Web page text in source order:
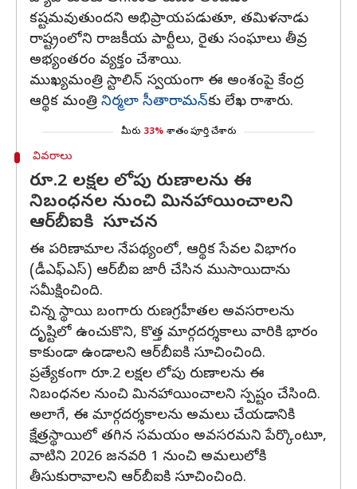
కష్టమవుతుందని అభిప్రాయపడుతూ, తమిళనాడు
రాష్ట్రంలోని రాజకీయ పార్టీలు, రైతు సంఘాలు తీవ్ర
అభ్యంతరం వ్యక్తం చేశాయి.
ముఖ్యమంత్రి స్టాలిన్‌ స్వయంగా ఈ అంశంపై కేంద్ర
ఆర్థిక మంత్రి నిర్మలా సీతారామన్‌కు లేఖ రాశారు.
మీరు 33% శాతం పూర్తి చేశారు
వివరాలు
రూ.2 లక్షల లోపు రుణాలను ఈ
నిబంధనల నుంచి మినహాయించాలని
ఆర్‌బీఐకి సూచన
ఈ పరిణామాల నేపథ్యంలో, ఆర్థిక సేవల విభాగం
(డీఎఫ్‌ఎస్‌) ఆర్‌బీఐ జారీ చేసిన ముసాయిదాను
సమీక్షించింది.
చిన్న స్థాయి బంగారు రుణగ్రహీతల అవసరాలను
దృష్టిలో ఉంచుకొని, కొత్త మార్గదర్శకాలు వారికి భారం
కాకుండా ఉండాలని ఆర్‌బీఐకి సూచించింది.
ప్రత్యేకంగా రూ.2 లక్షల లోపు రుణాలను ఈ
నిబంధనల నుంచి మినహాయించాలని స్పష్టం చేసింది.
అలాగే, ఈ మార్గదర్శకాలను అమలు చేయడానికి
క్షేత్రస్థాయిలో తగిన సమయం అవసరమని పేర్కొంటూ,
వాటిని 2026 జనవరి 1 నుంచి అమలులోకి
తీసుకురావాలని ఆర్‌బీఐకి సూచించింది.